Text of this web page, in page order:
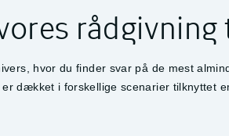
rådgivning
hvor du finder svar på de mest
dækket i forskellige scenarier tilknyttet